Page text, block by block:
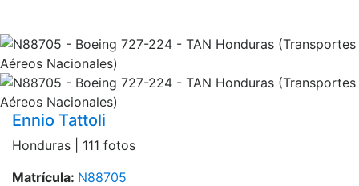
Ennio Tattoli
Honduras | 111 fotos
Matrícula: N88705